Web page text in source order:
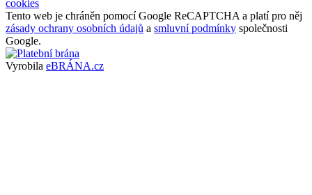
cookies
Tento web je chráněn pomocí Google ReCAPTCHA a platí pro něj
zásady ochrany osobních údajů a smluvní podmínky společnosti
Google.
Vyrobila eBRÁNA.cz